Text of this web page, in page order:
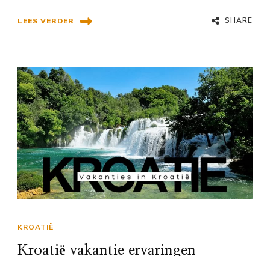
LEES VERDER SHARE
KROATIË
Kroatië vakantie ervaringen